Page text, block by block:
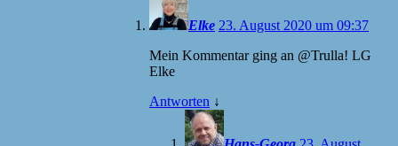
Elke 23. August 2020 um 09:37
Mein Kommentar ging an @Trulla! LG
Elke
Antworten ↓